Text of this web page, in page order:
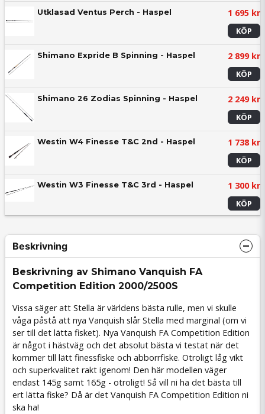
Utklasad Ventus Perch - Haspel 1 695 kr
KÖP
Shimano Expride B Spinning - Haspel 2 899 kr
KÖP
Shimano 26 Zodias Spinning - Haspel 2 249 kr
KÖP
Westin W4 Finesse T&C 2nd - Haspel 1 738 kr
KÖP
Westin W3 Finesse T&C 3rd - Haspel 1 300 kr
KÖP
Beskrivning
Beskrivning av Shimano Vanquish FA
Competition Edition 2000/2500S
Vissa säger att Stella är världens bästa rulle, men vi skulle
våga påstå att nya Vanquish slår Stella med marginal (om vi
ser till det lätta fisket). Nya Vanquish FA Competition Edition
är något i hästväg och det absolut bästa vi testat när det
kommer till lätt finessfiske och abborrfiske. Otroligt låg vikt
och superkvalitet rakt igenom! Den här modellen väger
endast 145g samt 165g - otroligt! Så vill ni ha det bästa till
ert lätta fiske? Då är det Vanquish FA Competition Edition ni
ska ha!